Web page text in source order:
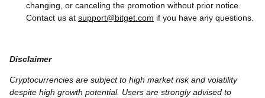
changing, or canceling the promotion without prior notice.
Contact us at support@bitget.com if you have any questions.
Disclaimer
Cryptocurrencies are subject to high market risk and volatility
despite high growth potential. Users are strongly advised to